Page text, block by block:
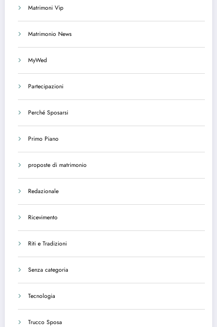
Matrimoni Vip
Matrimonio News
MyWed
Partecipazioni
Perché Sposarsi
Primo Piano
proposte di matrimonio
Redazionale
Ricevimento
Riti e Tradizioni
Senza categoria
Tecnologia
Trucco Sposa